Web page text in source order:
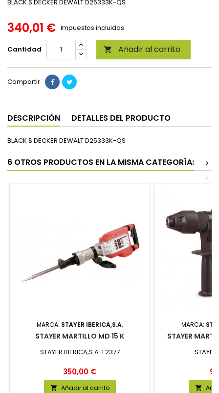
BLACK $ DECKER DEWALT D25333K-QS
340,01 € Impuestos incluidos
Cantidad  Añadir al carrito
Compartir
DESCRIPCIÓN DETALLES DEL PRODUCTO
BLACK $ DECKER DEWALT D25333K-QS
6 OTROS PRODUCTOS EN LA MISMA CATEGORÍA:
>
<
MARCA: STAYER IBERICA,S.A.
STAYER MARTILLO MD 15 K
STAYER IBERICA,S.A. 1.2377
Precio
350,00 €
 Añadir al carrito
MARCA:
STAYER
